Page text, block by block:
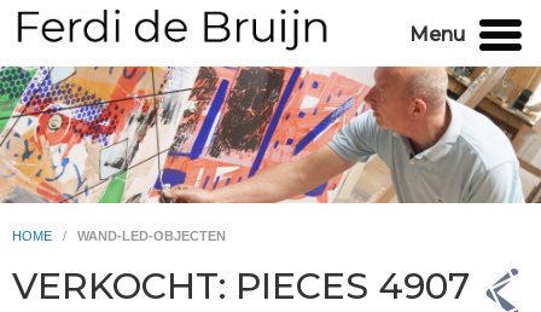
Menu
HOME / WAND-LED-OBJECTEN
VERKOCHT: PIECES 4907